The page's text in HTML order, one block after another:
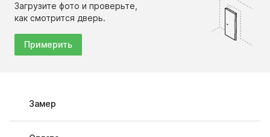
Загрузите фото и проверьте,
как смотрится дверь.
Примерить
Замер